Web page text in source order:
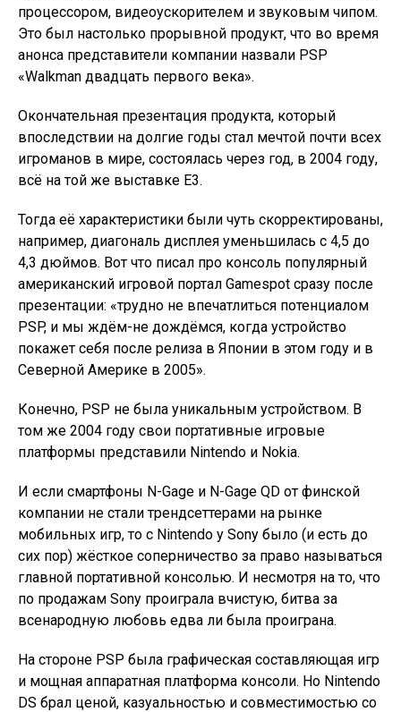
процессором, видеоускорителем и звуковым чипом.
Это был настолько прорывной продукт, что во время
анонса представители компании назвали PSP
«Walkman двадцать первого века».
Окончательная презентация продукта, который
впоследствии на долгие годы стал мечтой почти всех
игроманов в мире, состоялась через год, в 2004 году,
всё на той же выставке E3.
Тогда её характеристики были чуть скорректированы,
например, диагональ дисплея уменьшилась с 4,5 до
4,3 дюймов. Вот что писал про консоль популярный
американский игровой портал Gamespot сразу после
презентации: «трудно не впечатлиться потенциалом
PSP, и мы ждём-не дождёмся, когда устройство
покажет себя после релиза в Японии в этом году и в
Северной Америке в 2005».
Конечно, PSP не была уникальным устройством. В
том же 2004 году свои портативные игровые
платформы представили Nintendo и Nokia.
И если смартфоны N-Gage и N-Gage QD от финской
компании не стали трендсеттерами на рынке
мобильных игр, то с Nintendo у Sony было (и есть до
сих пор) жёсткое соперничество за право называться
главной портативной консолью. И несмотря на то, что
по продажам Sony проиграла вчистую, битва за
всенародную любовь едва ли была проиграна.
На стороне PSP была графическая составляющая игр
и мощная аппаратная платформа консоли. Но Nintendo
DS брал ценой, казуальностью и совместимостью со